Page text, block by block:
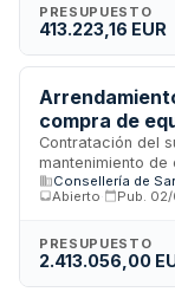
de Contratos del
generales que
incluyendo
sanitario y
PRESUPUESTO
413.223,16 EUR
compra de
servicios
Universitario
Contratación del
mantenimiento
compra final,
neumología,
Castellón. El
Ley de Contratos
Consellería de
Abierto
Pub.
PRESUPUESTO
2.413.056,00